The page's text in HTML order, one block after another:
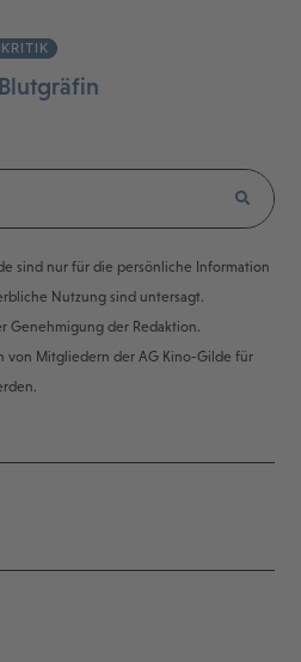
sind nur für die persönliche Information
Nutzung sind untersagt.
Genehmigung der Redaktion.
von Mitgliedern der AG Kino-Gilde für